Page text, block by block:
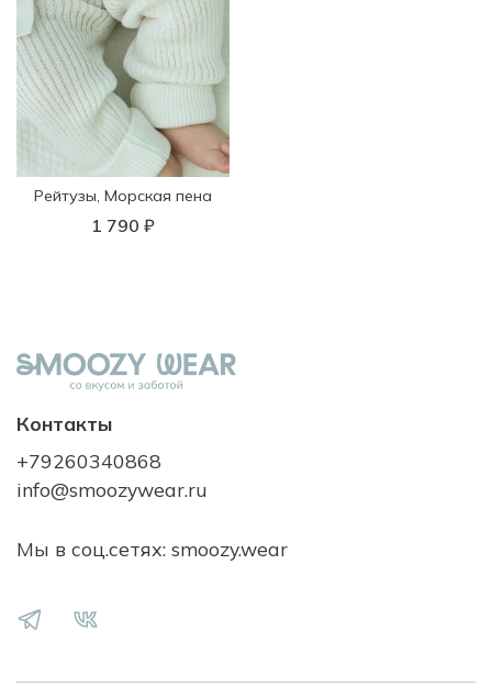
Рейтузы, Морская пена
1 790 ₽
Контакты
+79260340868
info@smoozywear.ru
Мы в соц.сетях: smoozy.wear